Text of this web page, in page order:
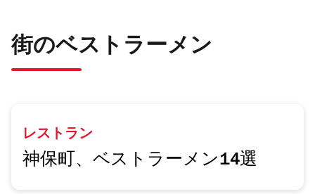
街のベストラーメン
レストラン
神保町、ベストラーメン14選